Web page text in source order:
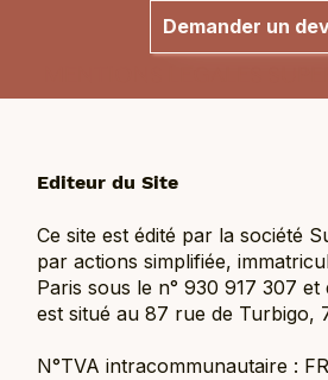
Demander un
Editeur du Site
Ce site est édité par la société
par actions simplifiée,
Paris sous le n° 930 917 307 et
est situé au 87 rue de Turbigo,
N°TVA intracommunautaire :